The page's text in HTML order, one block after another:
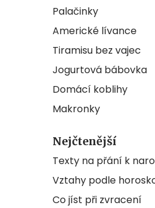
Palačinky
Americké lívance
Tiramisu bez vajec
Jogurtová bábovka
Domácí koblihy
Makronky
Nejčtenější
Texty na přání k
Vztahy podle
Co jíst při zvracení